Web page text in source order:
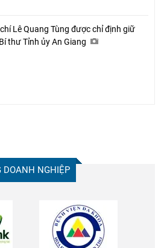
Lê Quang Tùng được chỉ định giữ
thư Tỉnh ủy An Giang
NGHIỆP